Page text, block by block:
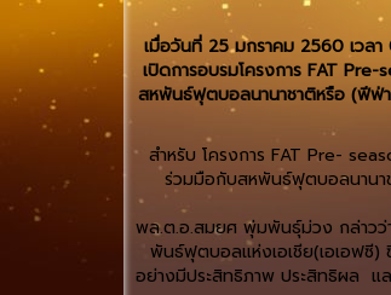
เมื่อวันที่ 25 มกราคม 2560 เวล
เปิดการอบรมโครงการ FAT
สหพันธ์ฟุตบอลนานาชาติหรือ (ฟีฟ่า
สำหรับ โครงการ FAT Pre-
ร่วมมือกับสหพันธ์ฟุตบอลนานา
พล.ต.อ.สมยศ พุ่มพันธุ์ม่วง กล่าวว่
พันธ์ฟุตบอลแห่งเอเชีย(เอเอฟซี
อย่างมีประสิทธิภาพ ประสิทธิผล แ